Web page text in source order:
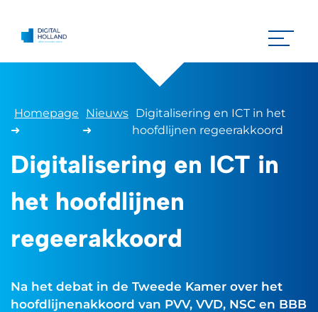
Homepage
➜
Nieuws
➜
Digitalisering en ICT in het
hoofdlijnen regeerakkoord
Digitalisering en ICT in
het hoofdlijnen
regeerakkoord
Na het debat in de Tweede Kamer over het
hoofdlijnenakkoord van PVV, VVD, NSC en BBB